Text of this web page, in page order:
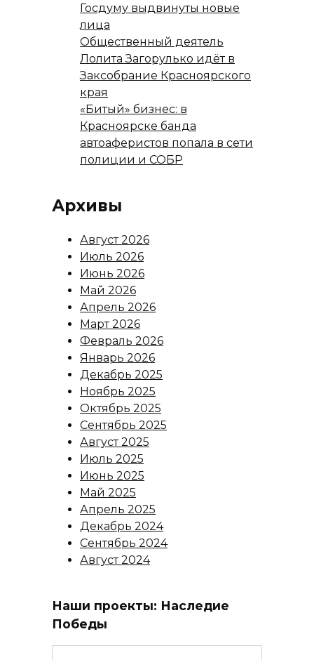
Госдуму выдвинуты новые
лица
Общественный деятель
Лолита Загорулько идёт в
Заксобрание Красноярского
края
«Битый» бизнес: в
Красноярске банда
автоаферистов попала в сети
полиции и СОБР
Архивы
Август 2026
Июль 2026
Июнь 2026
Май 2026
Апрель 2026
Март 2026
Февраль 2026
Январь 2026
Декабрь 2025
Ноябрь 2025
Октябрь 2025
Сентябрь 2025
Август 2025
Июль 2025
Июнь 2025
Май 2025
Апрель 2025
Декабрь 2024
Сентябрь 2024
Август 2024
Наши проекты: Наследие
Победы